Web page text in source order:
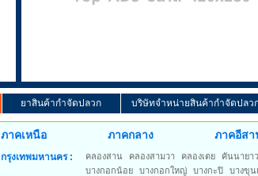
ยาสินค้ากำจัดปลวก บริษัทจำหน่ายสินค้ากำจัดปลว
ภาคเหนือ ภาคกลาง ภาคอีสา
กรุงเทพมหานคร : คลองสาน คลองสามวา คลองเตย คันนายาว
บางกอกน้อย
บางกอกใหญ่ บางกะปิ บางขุน